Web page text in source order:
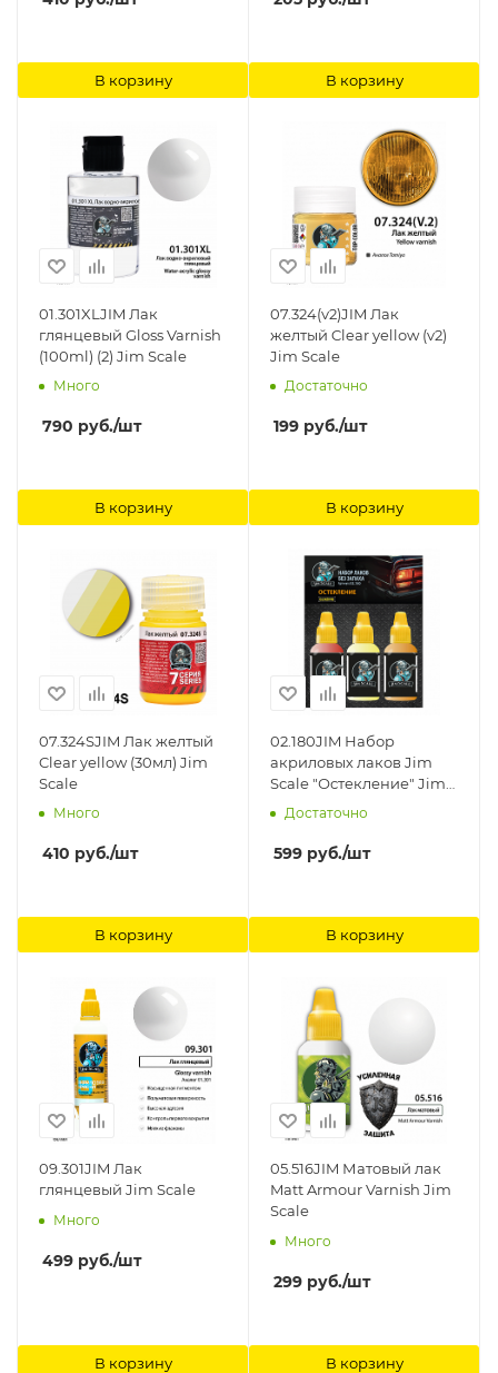
В корзину В корзину
01.301XLJIM Лак
глянцевый Gloss Varnish
(100ml) (2) Jim Scale
Много
790 руб./шт
В корзину
07.324(v2)JIM Лак
желтый Clear yellow (v2)
Jim Scale
Достаточно
199 руб./шт
В корзину
07.324SJIM Лак желтый
Clear yellow (30мл) Jim
Scale
Много
410 руб./шт
В корзину
02.180JIM Набор
акриловых лаков Jim
Scale "Остекление" Jim
Scale
Достаточно
599 руб./шт
В корзину
09.301JIM Лак
глянцевый Jim Scale
Много
499 руб./шт
В корзину
05.516JIM Матовый лак
Matt Armour Varnish Jim
Scale
Много
299 руб./шт
В корзину